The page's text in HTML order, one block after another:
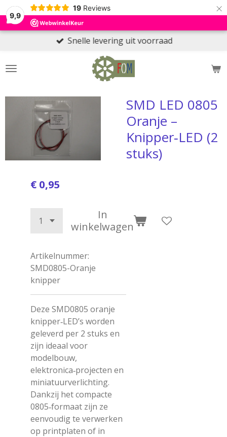
9,9
19 Reviews ×
Snelle levering uit voorraad
SMD LED 0805
Oranje –
Knipper‑LED (2
stuks)
€ 0,95
In
winkelwagen
Artikelnummer:
SMD0805-Oranje
knipper
Deze SMD0805 oranje
knipper‑LED’s worden
geleverd per 2 stuks en
zijn ideaal voor
modelbouw,
elektronica‑projecten en
miniatuurverlichting.
Dankzij het compacte
0805‑formaat zijn ze
eenvoudig te verwerken
op printplaten of in